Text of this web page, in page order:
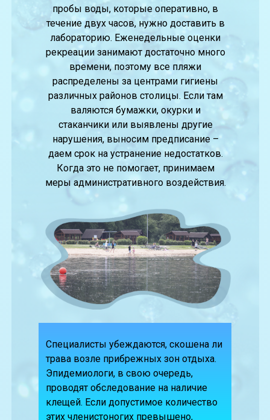
пробы воды, которые оперативно, в
течение двух часов, нужно доставить в
лабораторию. Еженедельные оценки
рекреации занимают достаточно много
времени, поэтому все пляжи
распределены за центрами гигиены
различных районов столицы. Если там
валяются бумажки, окурки и
стаканчики или выявлены другие
нарушения, выносим предписание –
даем срок на устранение недостатков.
Когда это не помогает, принимаем
меры административного воздействия.
Специалисты убеждаются, скошена ли
трава возле прибрежных зон отдыха.
Эпидемиологи, в свою очередь,
проводят обследование на наличие
клещей. Если допустимое количество
этих членистоногих превышено,